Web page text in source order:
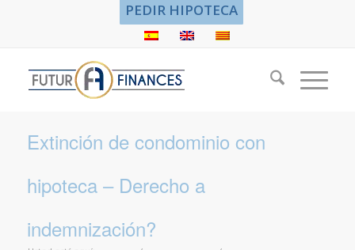
PEDIR HIPOTECA
Extinción de condominio con
hipoteca – Derecho a
indemnización?